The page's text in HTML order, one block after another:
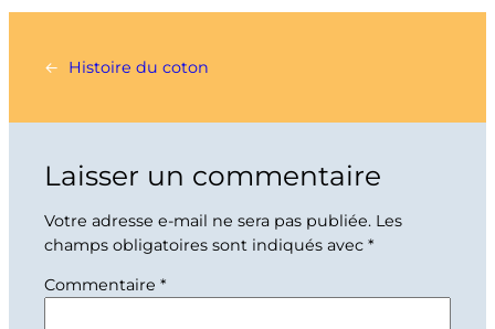
← Histoire du coton
Laisser un commentaire
Votre adresse e-mail ne sera pas publiée. Les
champs obligatoires sont indiqués avec *
Commentaire *